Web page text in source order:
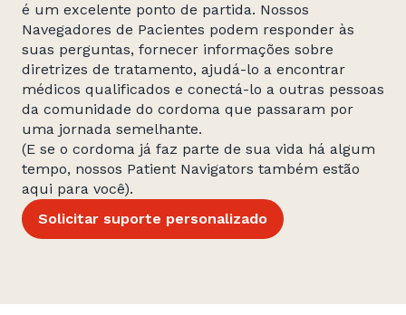
é um excelente ponto de partida. Nossos
Navegadores de Pacientes podem responder às
suas perguntas, fornecer informações sobre
diretrizes de tratamento, ajudá-lo a encontrar
médicos qualificados e conectá-lo a outras pessoas
da comunidade do cordoma que passaram por
uma jornada semelhante.
(E se o cordoma já faz parte de sua vida há algum
tempo, nossos Patient Navigators também estão
aqui para você).
Solicitar suporte personalizado